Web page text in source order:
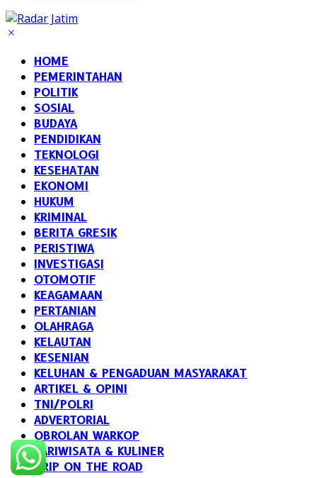
HOME
PEMERINTAHAN
POLITIK
SOSIAL
BUDAYA
PENDIDIKAN
TEKNOLOGI
KESEHATAN
EKONOMI
HUKUM
KRIMINAL
BERITA GRESIK
PERISTIWA
INVESTIGASI
OTOMOTIF
KEAGAMAAN
PERTANIAN
OLAHRAGA
KELAUTAN
KESENIAN
KELUHAN & PENGADUAN MASYARAKAT
ARTIKEL & OPINI
TNI/POLRI
ADVERTORIAL
OBROLAN WARKOP
PARIWISATA & KULINER
TRIP ON THE ROAD